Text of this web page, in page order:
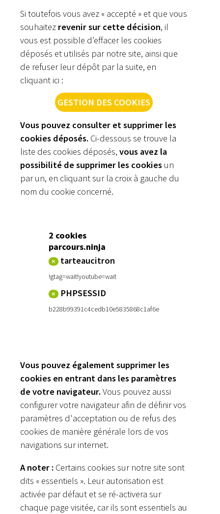
Si toutefois vous avez « accepté » et que vous
souhaitez revenir sur cette décision, il
vous est possible d’effacer les cookies
déposés et utilisés par notre site, ainsi que
de refuser leur dépôt par la suite, en
cliquant ici :
GESTION DES COOKIES
Vous pouvez consulter et supprimer les
cookies déposés. Ci-dessous se trouve la
liste des cookies déposés,vous avez la
possibilité de supprimer les cookies un
par un, en cliquant sur la croix à gauche du
nom du cookie concerné.
2 cookies
parcours.ninja
× tarteaucitron
!gtag=wait!youtube=wait
× PHPSESSID
b228b99391c4cedb10e5835868c1af6e
Vous pouvez également supprimer les
cookies en entrant dans les paramètres
de votre navigateur.Vous pouvez aussi
configurer votre navigateur afin de définir vos
paramètres d'acceptation ou de refus des
cookies de manière générale lors de vos
navigations sur internet.
A noter : Certains cookies sur notre site sont
dits « essentiels ». Leur autorisation est
activée par défaut et se ré-activera sur
chaque page visitée, car ils sont essentiels au